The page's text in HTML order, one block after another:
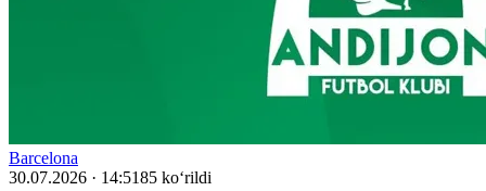
Barcelona
30.07.2026 · 14:5185 ko‘rildi